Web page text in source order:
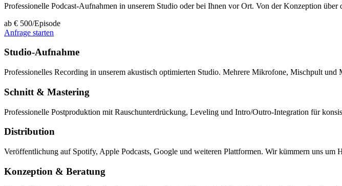
Professionelle Podcast-Aufnahmen in unserem Studio oder bei Ihnen vor Ort. Von der Konzeption
ab € 500/Episode
Anfrage starten
Studio-Aufnahme
Professionelles Recording in unserem akustisch optimierten Studio. Mehrere Mikrofone, Mischpult und
Schnitt & Mastering
Professionelle Postproduktion mit Rauschunterdrückung, Leveling und Intro/Outro-Integration für
Distribution
Veröffentlichung auf Spotify, Apple Podcasts, Google und weiteren Plattformen. Wir kümmern uns um
Konzeption & Beratung